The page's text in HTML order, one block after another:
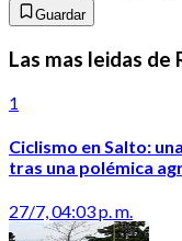
Guardar
Las mas leidas de
1
Ciclismo en Salto:
tras una polémica
27/7, 04:03 p. m.